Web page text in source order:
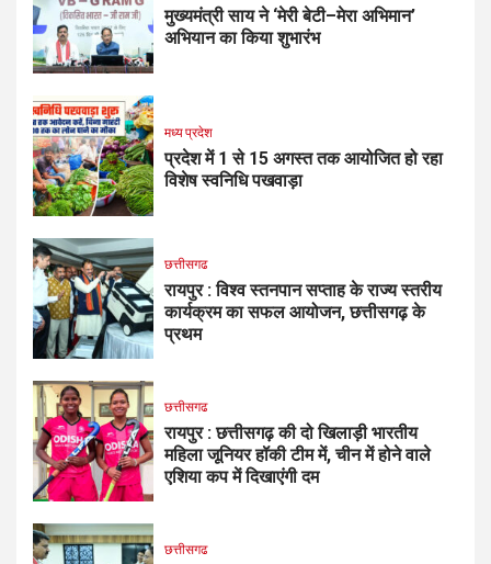
मुख्यमंत्री साय ने ‘मेरी बेटी–मेरा अभिमान’
अभियान का किया शुभारंभ
मध्य प्रदेश
प्रदेश में 1 से 15 अगस्त तक आयोजित हो रहा
विशेष स्वनिधि पखवाड़ा
छत्तीसगढ
रायपुर : विश्व स्तनपान सप्ताह के राज्य स्तरीय
कार्यक्रम का सफल आयोजन, छत्तीसगढ़ के
प्रथम
छत्तीसगढ
रायपुर : छत्तीसगढ़ की दो खिलाड़ी भारतीय
महिला जूनियर हॉकी टीम में, चीन में होने वाले
एशिया कप में दिखाएंगी दम
छत्तीसगढ